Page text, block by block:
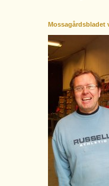
Mossagårdsbladet